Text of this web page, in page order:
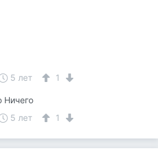
5 лет 1
Ничего
5 лет
1